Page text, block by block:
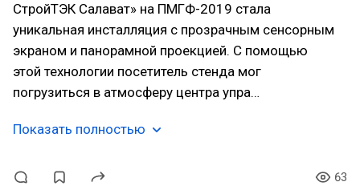
СтройТЭК Салават» на ПМГФ-2019 стала
уникальная инсталляция с прозрачным сенсорным
экраном и панорамной проекцией. С помощью
этой технологии посетитель стенда мог
погрузиться в атмосферу центра упра…
Показать полностью
63